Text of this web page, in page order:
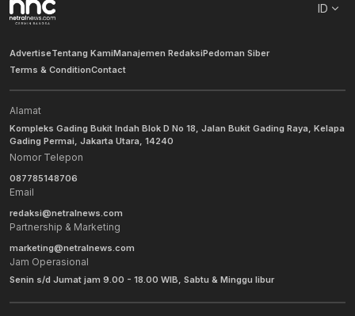
ID
AdvertiseTentang KamiManajemen RedaksiPedoman Siber
Terms & ConditionContact
Alamat
Kompleks Gading Bukit Indah Blok D No 18, Jalan Bukit Gading Raya, Kelapa
Gading Permai, Jakarta Utara, 14240
Nomor Telepon
087785148706
Email
redaksi@netralnews.com
Partnership & Marketing
marketing@netralnews.com
Jam Operasional
Senin s/d Jumat jam 9.00 - 18.00 WIB, Sabtu & Minggu libur